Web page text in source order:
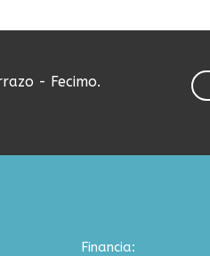
- Fecimo.
Financia: